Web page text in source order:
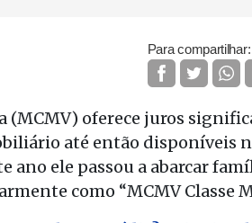
Para compartilhar:
(MCMV) oferece juros
até então disponíveis
ano ele passou a abarcar
como “MCMV Classe